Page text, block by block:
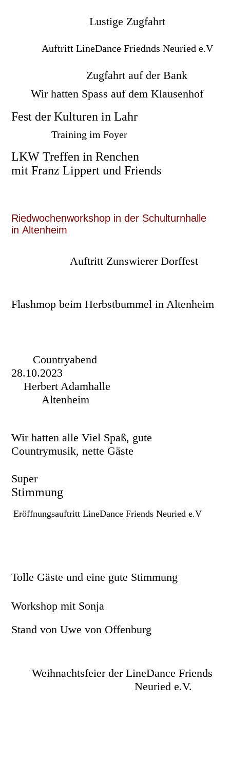
Lustige Zugfahrt
Auftritt LineDance Friednds Neuried e.V
Zugfahrt auf der Bank
Wir hatten Spass auf dem Klausenhof
Fest der Kulturen in Lahr
Training im Foyer
LKW Treffen in Renchen
mit Franz Lippert und Friends
Riedwochenworkshop in der Schulturnhalle
in Altenheim
Auftritt Zunswierer Dorffest
Flashmop beim Herbstbummel in Altenheim
Countryabend
28.10.2023
Herbert Adamhalle
Altenheim
Wir hatten alle Viel Spaß, gute
Countrymusik, nette Gäste
Super
Stimmung
Eröffnungsauftritt LineDance Friends Neuried e.V
Tolle Gäste und eine gute Stimmung
Workshop mit Sonja
Stand von Uwe von Offenburg
Weihnachtsfeier der LineDance Friends
Neuried e.V.